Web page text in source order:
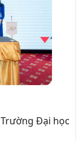
Đại học